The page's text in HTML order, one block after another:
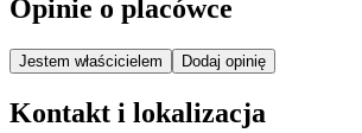
Opinie o placówce
Jestem właścicielem Dodaj opinię
Kontakt i lokalizacja